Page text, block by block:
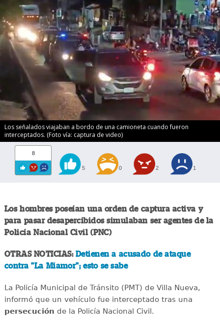
Los señalados viajaban a bordo de una camioneta cuando fueron
interceptados. (Foto vía: captura de video)
8
5 0 2 1
Los hombres poseían una orden de captura activa y
para pasar desapercibidos simulaban ser agentes de la
Policía Nacional Civil (PNC)
OTRAS NOTICIAS: Detienen a acusado de ataque
contra "La Miamor"; esto se sabe
La Policía Municipal de Tránsito (PMT) de Villa Nueva,
informó que un vehículo fue interceptado tras una
persecución de la Policía Nacional Civil.